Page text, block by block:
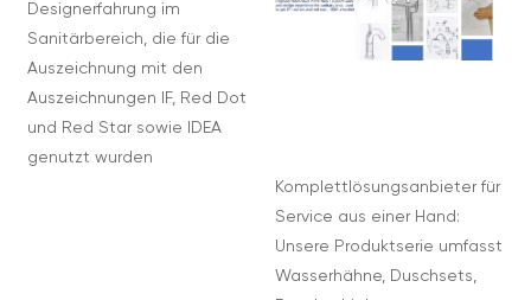
Designerfahrung im
Sanitärbereich, die für die
Auszeichnung mit den
Auszeichnungen IF, Red Dot
und Red Star sowie IDEA
genutzt wurden
Komplettlösungsanbieter für
Service aus einer Hand:
Unsere Produktserie umfasst
Wasserhähne, Duschsets,